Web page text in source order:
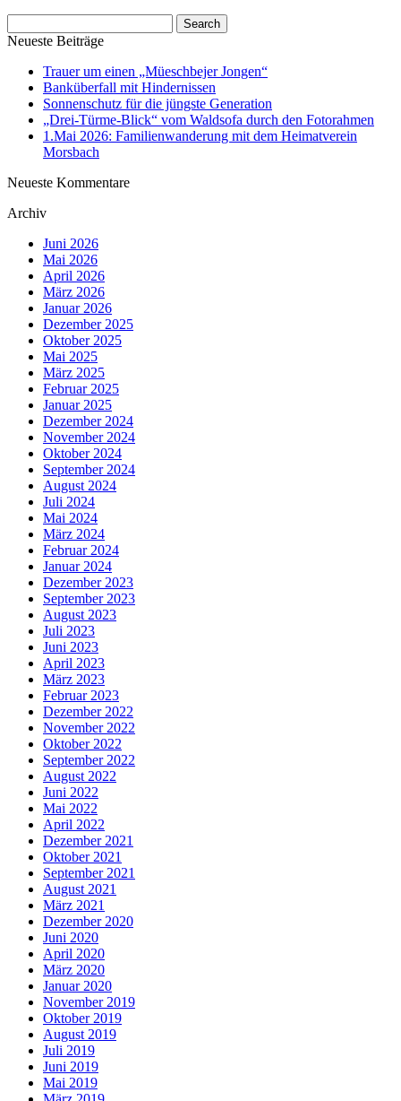
Neueste Beiträge
Trauer um einen „Müeschbejer Jongen“
Banküberfall mit Hindernissen
Sonnenschutz für die jüngste Generation
„Drei-Türme-Blick“ vom Waldsofa durch den Fotorahmen
1.Mai 2026: Familienwanderung mit dem Heimatverein
Morsbach
Neueste Kommentare
Archiv
Juni 2026
Mai 2026
April 2026
März 2026
Januar 2026
Dezember 2025
Oktober 2025
Mai 2025
März 2025
Februar 2025
Januar 2025
Dezember 2024
November 2024
Oktober 2024
September 2024
August 2024
Juli 2024
Mai 2024
März 2024
Februar 2024
Januar 2024
Dezember 2023
September 2023
August 2023
Juli 2023
Juni 2023
April 2023
März 2023
Februar 2023
Dezember 2022
November 2022
Oktober 2022
September 2022
August 2022
Juni 2022
Mai 2022
April 2022
Dezember 2021
Oktober 2021
September 2021
August 2021
März 2021
Dezember 2020
Juni 2020
April 2020
März 2020
Januar 2020
November 2019
Oktober 2019
August 2019
Juli 2019
Juni 2019
Mai 2019